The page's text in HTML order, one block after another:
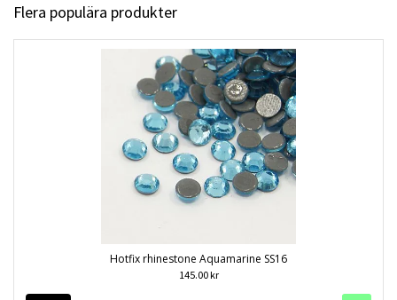
Flera populära produkter
Hotfix rhinestone Aquamarine SS16
145.00 kr